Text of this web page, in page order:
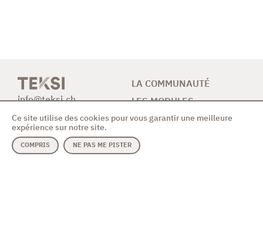
info@teksi.ch
LA COMMUNAUTÉ
LES MODULES
CONTRIBUTION
NEWS & AGENDA
CONTACT
Ce site utilise des cookies pour vous garantir une meilleure
expérience sur notre site.
COMPRIS NE PAS ME PISTER